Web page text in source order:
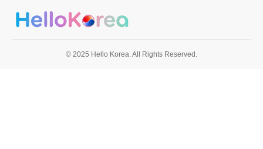
© 2025 Hello Korea. All Rights Reserved.